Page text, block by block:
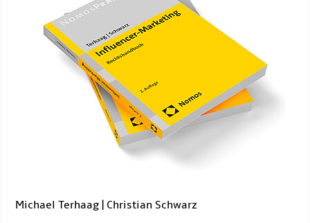
Michael Terhaag | Christian Schwarz